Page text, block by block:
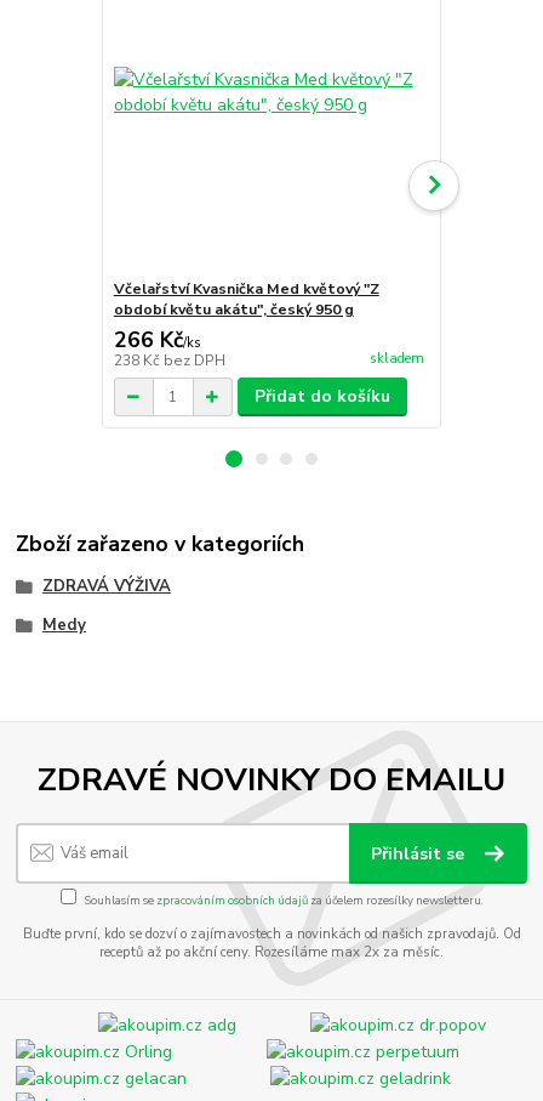
Včelařství Kvasnička Med květový "Z
období květu akátu", český 950 g
266 Kč/ks
238 Kč bez DPH skladem
Přidat do košíku
Zboží zařazeno v kategoriích
ZDRAVÁ VÝŽIVA
Medy
ZDRAVÉ NOVINKY DO EMAILU
Přihlásit se
Souhlasím se zpracováním osobních údajůza účelem rozesílky newsletteru.
Buďte první, kdo se dozví o zajímavostech a novinkách od našich zpravodajů. Od
receptů až po akční ceny. Rozesíláme max 2x za měsíc.